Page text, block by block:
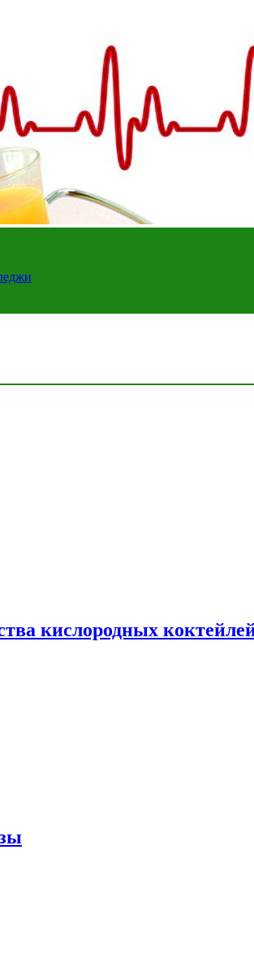
кислородных